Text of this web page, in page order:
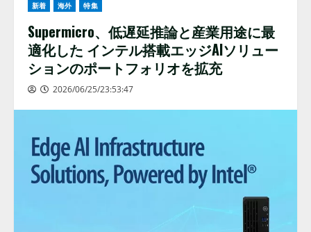
新着 海外 特集
Supermicro、低遅延推論と産業用途に最
適化した インテル搭載エッジAIソリュー
ションのポートフォリオを拡充
2026/06/25/23:53:47